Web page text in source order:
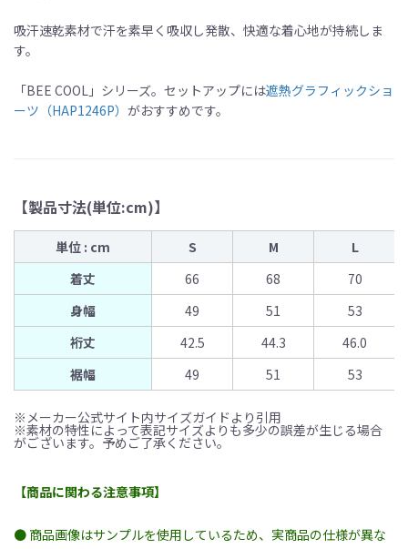
吸汗速乾素材で汗を素早く吸収し発散、快適な着心地が持続しま
す。
「BEE COOL」シリーズ。セットアップには遮熱グラフィックショ
ーツ（HAP1246P） がおすすめです。
【製品寸法(単位:cm)】
単位 : cm S M
L
着丈
66 68
70
身幅
49 51
53
裄丈
42.5 44.3
46.0
裾幅
49 51 53
※メーカー公式サイト内サイズガイドより引用
※素材の特性によって表記サイズよりも多少の誤差が生じる場合
がございます。予めご了承ください。
【商品に関わる注意事項】
● 商品画像はサンプルを使用しているため、実商品の仕様が異な